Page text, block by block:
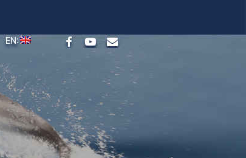
EN: facebookyoutube
email